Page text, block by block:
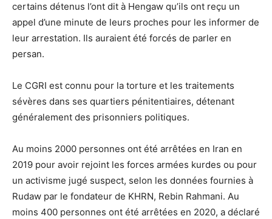
certains détenus l’ont dit à Hengaw qu’ils ont reçu un
appel d’une minute de leurs proches pour les informer de
leur arrestation. Ils auraient été forcés de parler en
persan.
Le CGRI est connu pour la torture et les traitements
sévères dans ses quartiers pénitentiaires, détenant
généralement des prisonniers politiques.
Au moins 2000 personnes ont été arrêtées en Iran en
2019 pour avoir rejoint les forces armées kurdes ou pour
un activisme jugé suspect, selon les données fournies à
Rudaw par le fondateur de KHRN, Rebin Rahmani. Au
moins 400 personnes ont été arrêtées en 2020, a déclaré